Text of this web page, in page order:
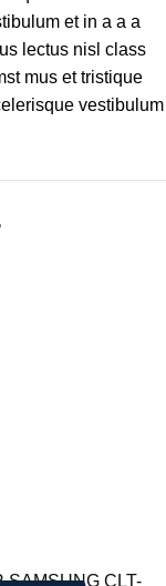
et in a a a
lectus nisl class
mus et tristique
vestibulum